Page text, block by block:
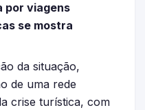
por viagens
se mostra
da situação,
de uma rede
crise turística, com